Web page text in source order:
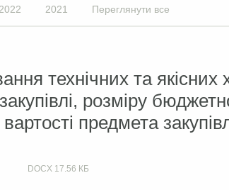
2022 2021 Переглянути все
технічних та якісних
розміру
вартості предмета
DOCX 17.56 КБ